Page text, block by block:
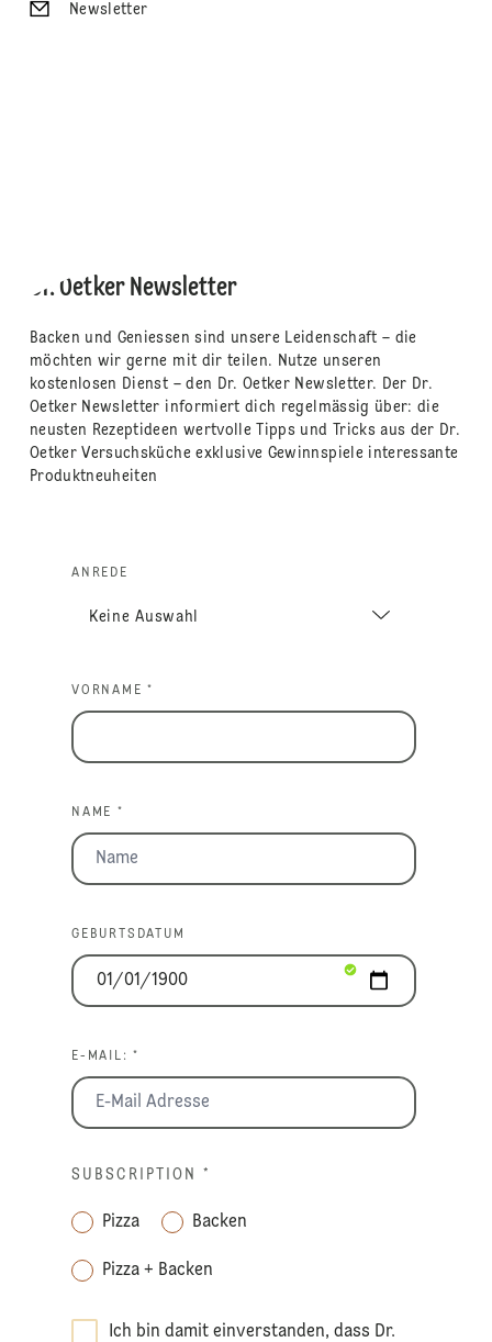
Newsletter
Dr. Oetker Newsletter
Backen und Geniessen sind unsere Leidenschaft – die
möchten wir gerne mit dir teilen. Nutze unseren
kostenlosen Dienst – den Dr. Oetker Newsletter. Der Dr.
Oetker Newsletter informiert dich regelmässig über: die
neusten Rezeptideen wertvolle Tipps und Tricks aus der Dr.
Oetker Versuchsküche exklusive Gewinnspiele interessante
Produktneuheiten
ANREDE
VORNAME *
NAME *
GEBURTSDATUM
E-MAIL: *
SUBSCRIPTION *
Pizza Backen
Pizza + Backen
Ich bin damit einverstanden, dass Dr.